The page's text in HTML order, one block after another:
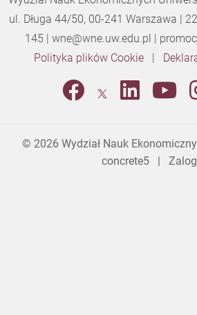
ul. Długa 44/50, 00-241 Warszawa |
145 | wne@wne.uw.edu.pl |
Polityka plików Cookie|
© 2026 Wydział Nauk
concrete5|